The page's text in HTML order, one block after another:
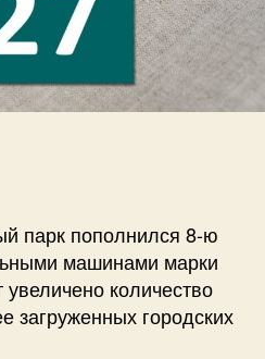
парк пополнился 8-ю
машинами марки
количество
загруженных городских